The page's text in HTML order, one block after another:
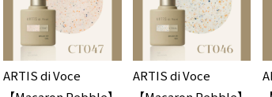
ARTIS di Voce
ARTIS di Voce